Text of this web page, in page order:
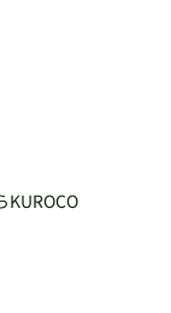
KUROCO